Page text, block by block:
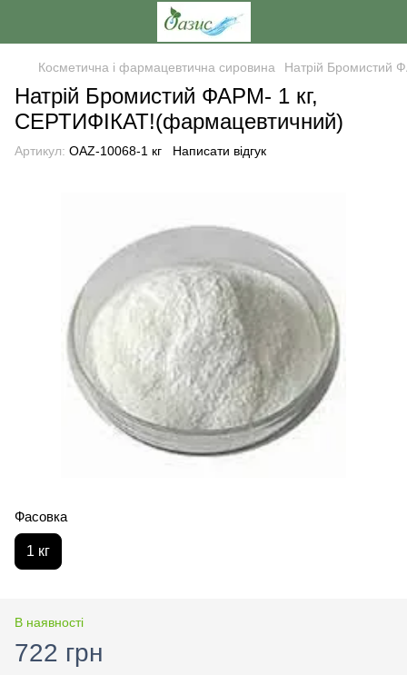
Косметична і фармацевтична сировина Натрій Бромистий
Натрій Бромистий ФАРМ- 1 кг,
СЕРТИФІКАТ!(фармацевтичний)
Артикул: OAZ-10068-1 кг Написати відгук
Фасовка
1 кг
В наявності
722 грн